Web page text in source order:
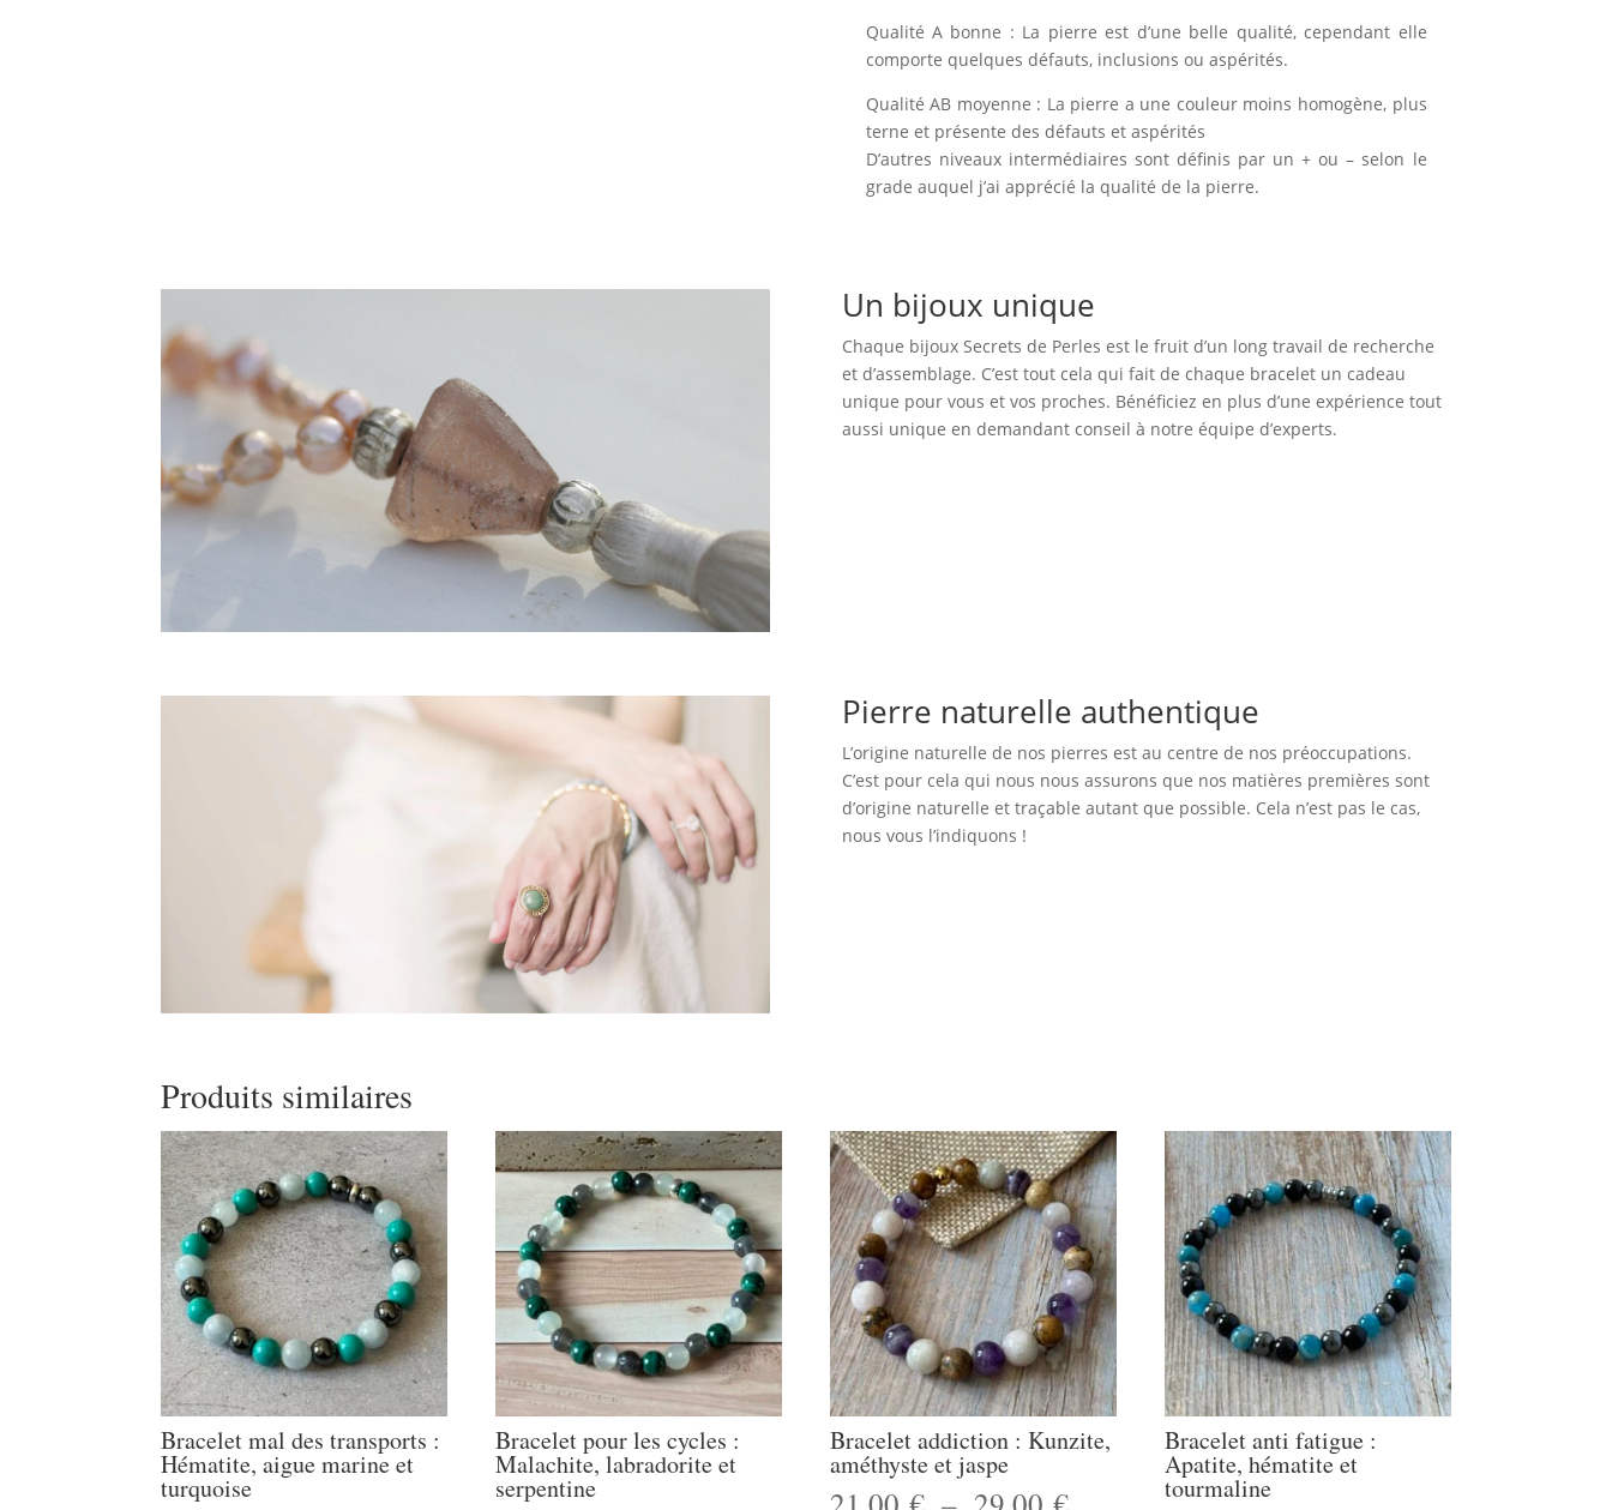
Qualité A bonne : La pierre est d’une belle qualité, cependant elle
comporte quelques défauts, inclusions ou aspérités.
Qualité AB moyenne : La pierre a une couleur moins homogène, plus
terne et présente des défauts et aspérités
D’autres niveaux intermédiaires sont définis par un + ou – selon le
grade auquel j’ai apprécié la qualité de la pierre.
Un bijoux unique
Chaque bijoux Secrets de Perles est le fruit d’un long travail de recherche
et d’assemblage. C’est tout cela qui fait de chaque bracelet un cadeau
unique pour vous et vos proches. Bénéficiez en plus d’une expérience tout
aussi unique en demandant conseil à notre équipe d’experts.
Pierre naturelle authentique
L’origine naturelle de nos pierres est au centre de nos préoccupations.
C’est pour cela qui nous nous assurons que nos matières premières sont
d’origine naturelle et traçable autant que possible. Cela n’est pas le cas,
nous vous l’indiquons !
Produits similaires
Bracelet mal des transports :
Hématite, aigue marine et
turquoise
Bracelet pour les cycles :
Malachite, labradorite et
serpentine
Bracelet addiction : Kunzite,
améthyste et jaspe
Bracelet anti fatigue :
Apatite, hématite et
tourmaline